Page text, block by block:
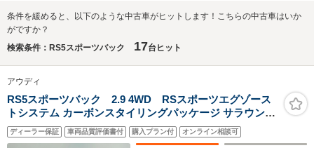
条件を緩めると、以下のような中古車がヒットします！こちらの中古車はいか
がですか？
検索条件：RS5スポーツバック
17台ヒット
アウディ
RS5スポーツバック 2.9 4WD RSスポーツエグゾース
トシステム カーボンスタイリングパッケージ サラウンド
ビューカメラ/パークアシスト ブレーキキャリパー レッド
TVチューナー プライバシーガラス 認定中古車
ディーラー保証 車両品質評価書付 購入プラン付 オンライン相談可